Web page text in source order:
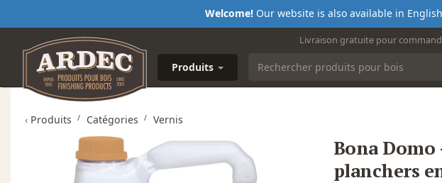
Welcome!Our website is also available in
Livraison gratuite pour
Produits
‹ Produits Catégories Vernis
Bona Domo
planchers